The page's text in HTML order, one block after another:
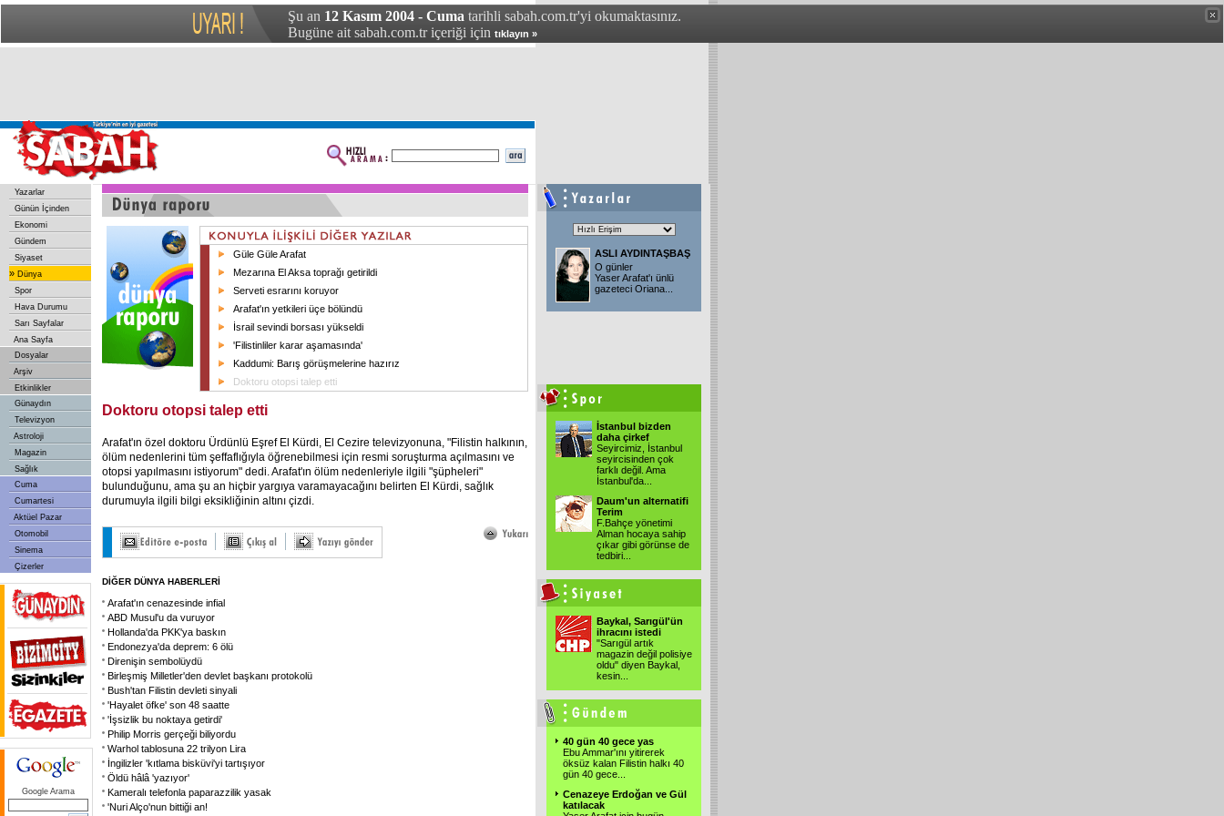
Şu an 12 Kasım 2004 - Cuma tarihli sabah.com.tr'yi okumaktasınız.
Bugüne ait sabah.com.tr içeriği için tıklayın »
Yazarlar
Günün İçinden
Ekonomi
Gündem
Siyaset
» Dünya
Spor
Hava Durumu
Sarı Sayfalar
Ana Sayfa
Dosyalar
Arşiv
Etkinlikler
Günaydın
Televizyon
Astroloji
Magazin
Sağlık
Cuma
Cumartesi
Aktüel Pazar
Otomobil
Sinema
Çizerler
Google Arama
Güle Güle Arafat
Mezarına El Aksa toprağı getirildi
Serveti esrarını koruyor
Arafat'ın yetkileri üçe bölündü
İsrail sevindi borsası yükseldi
'Filistinliler karar aşamasında'
Kaddumi: Barış görüşmelerine hazırız
Doktoru otopsi talep etti
Doktoru otopsi talep etti
Arafat'ın özel doktoru Ürdünlü Eşref El Kürdi, El Cezire televizyonuna, "Filistin halkının,
ölüm nedenlerini tüm şeffaflığıyla öğrenebilmesi için resmi soruşturma açılmasını ve
otopsi yapılmasını istiyorum" dedi. Arafat'ın ölüm nedenleriyle ilgili "şüpheleri"
bulunduğunu, ama şu an hiçbir yargıya varamayacağını belirten El Kürdi, sağlık
durumuyla ilgili bilgi eksikliğinin altını çizdi.
DİĞER DÜNYA HABERLERİ
Arafat'ın cenazesinde infial
ABD Musul'u da vuruyor
Hollanda'da PKK'ya baskın
Endonezya'da deprem: 6 ölü
Direnişin sembolüydü
Birleşmiş Milletler'den devlet başkanı protokolü
Bush'tan Filistin devleti sinyali
'Hayalet öfke' son 48 saatte
'İşsizlik bu noktaya getirdi'
Philip Morris gerçeği biliyordu
Warhol tablosuna 22 trilyon Lira
İngilizler 'kıtlama bisküvi'yi tartışıyor
Öldü hâlâ 'yazıyor'
Kameralı telefonla paparazzilik yasak
'Nuri Alço'nun bittiği an!
ASLI AYDINTAŞBAŞ
O günler
Yaser Arafat'ı ünlü
gazeteci Oriana
İstanbul bizden
daha çirkef
Seyircimiz, İstanbul
seyircisinden çok
farklı değil. Ama
İstanbul'da
Daum'un alternatifi
Terim
F.Bahçe yönetimi
Alman hocaya sahip
çıkar gibi görünse de
tedbiri
Baykal, Sarıgül'ün
ihracını istedi
"Sarıgül artık
magazin değil polisiye
oldu" diyen Baykal,
kesin
40 gün 40 gece yas
Ebu Ammar'ını yitirerek
öksüz kalan Filistin halkı 40
gün 40 gece
Cenazeye Erdoğan ve Gül
katılacak